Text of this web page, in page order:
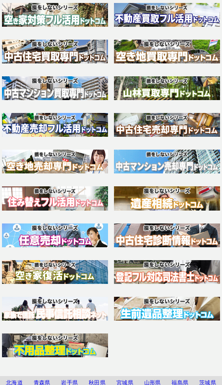
北海道 青森県 岩手県 秋田県 宮城県 山形県 福島県 茨城県